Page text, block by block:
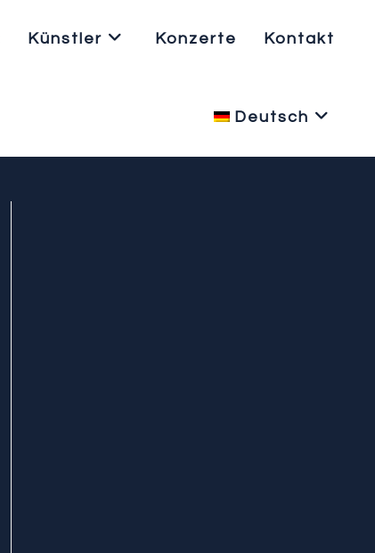
Künstler Konzerte Kontakt
Deutsch